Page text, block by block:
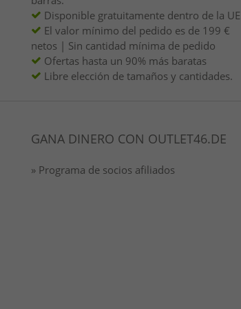
Disponible gratuitamente dentro de la UE
El valor mínimo del pedido es de 199 €
netos | Sin cantidad mínima de pedido
Ofertas hasta un 90% más baratas
Libre elección de tamaños y cantidades.
GANA DINERO CON OUTLET46.DE
» Programa de socios afiliados